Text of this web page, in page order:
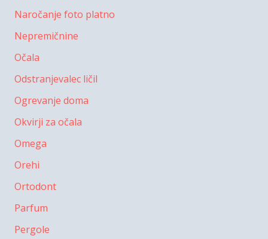
Naročanje foto platno
Nepremičnine
Očala
Odstranjevalec ličil
Ogrevanje doma
Okvirji za očala
Omega
Orehi
Ortodont
Parfum
Pergole